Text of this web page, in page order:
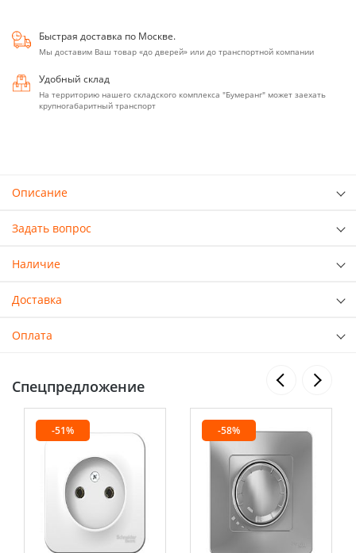
Быстрая доставка по Москве.
Мы доставим Ваш товар «до дверей» или до транспортной компании
Удобный склад
На территорию нашего складского комплекса "Бумеранг" может заехать
крупногабаритный транспорт
Описание
Задать вопрос
Наличие
Доставка
Оплата
Спецпредложение
-51% -58%